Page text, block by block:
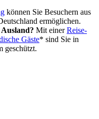
können Sie Besuchern aus
ermöglichen.
Mit einerReise-
Gäste* sind Sie in
geschützt.